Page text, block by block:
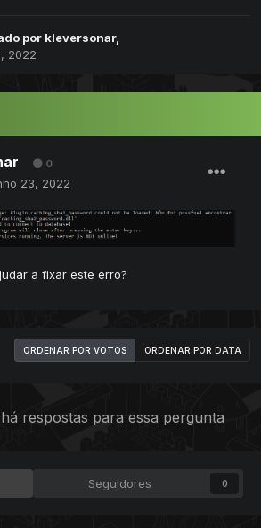
por kleversonar,
2022
0
23, 2022
a fixar este erro?
ORDENAR POR VOTOS ORDENAR POR DATA
respostas para essa pergunta
Seguidores 0